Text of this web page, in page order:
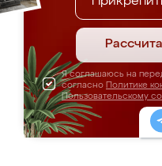
Я соглашаюсь на
согласно Политике
Пользовательскому